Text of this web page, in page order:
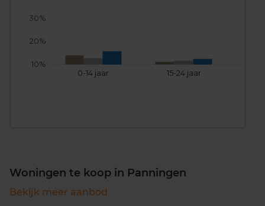
0-14 jaar 15-24 jaar
10%
20%
30%
Woningen te koop in Panningen
Bekijk meer aanbod